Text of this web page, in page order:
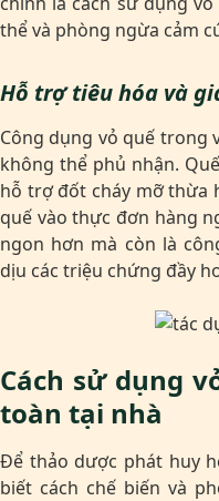
thể và phòng ngừa cảm
Hỗ trợ tiêu hóa và
Công dụng vỏ quế trong
không thể phủ nhận.
hỗ trợ đốt cháy mỡ thừa
quế vào thực đơn hàng
ngon hơn mà còn là
dịu các triệu chứng đầy
Cách sử dụng
toàn tại nhà
Để thảo dược phát huy
biết cách chế biến và